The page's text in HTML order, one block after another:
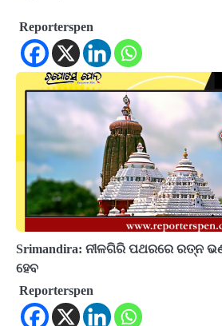
Reporterspen
Srimandira: ନୀଳଗିରି ପଥରରେ ରତ୍ନ
ହେବ
Reporterspen